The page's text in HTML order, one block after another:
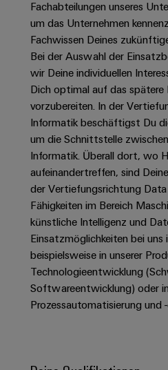
Gebäudeinfrastruktur
Gerätehersteller
Innovative
Verbindungslösungen
Geräte
Konventionelle
Energieerzeugung
Zukunftssicherheit
für
bewährte
Energieerzeugung
Maschinenbau
Lösungen
für
verschiedene
Segmente
der
Maschinen
Workplace
Solutions
Systeme
und
Lösungen
Dezentrale
Automatisierung
Energiemanagement-
Lösungen
IIoT
&
Automation
Software
Industrial
und
Messumformer
Stromversorgungen
Elektronikgehäuse
Blitz-
und
Überspannungsschutz
PV
Feldbusverteiler
Automatisierung
&
Software
Support
Technischer
Support
Umweltbezogene
Produktkonformität
Engineering
Daten
Technische
Produktkataloge
Reparatur
und
Ersatzteile
Presse
Fachpressemeldungen
Pressekontakt
Unsere
Partner
IIoT
and
Automation
Partner
Netzwerk
Schülerpraktika
Erfolgreiche
Karrierewege
Offene
Ausbildungs-
und
Studienplätze
Veranstaltungen
Aktuelle
Termine
Workshops
für
Schulklassen
Fachabteilungen unseres
um das Unternehmen
Fachwissen Deines
Bei der Auswahl der
wir Deine individuellen
Dich optimal auf das spätere
vorzubereiten. In der
Informatik beschäftigst Du
um die Schnittstelle
Informatik. Überall dort, wo
aufeinandertreffen, sind
der Vertiefungsrichtung
Fähigkeiten im Bereich
künstliche Intelligenz und
Einsatzmöglichkeiten bei uns
beispielsweise in unserer
Technologieentwicklung
Softwareentwicklung) oder
Prozessautomatisierung und